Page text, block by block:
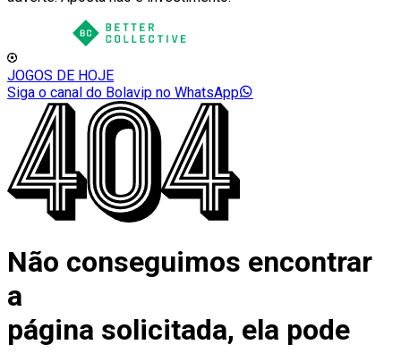
JOGOS DE HOJE
Siga o canal do Bolavip no WhatsApp
Não conseguimos encontrar
a
página solicitada, ela pode